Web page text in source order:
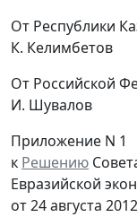
От Республики
К. Келимбетов
От Российской
И. Шувалов
Приложение N 1
к Решению
Евразийской
от 24 августа